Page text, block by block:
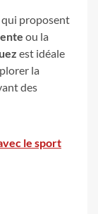
proposent
ou la
est idéale
la
des
le sport